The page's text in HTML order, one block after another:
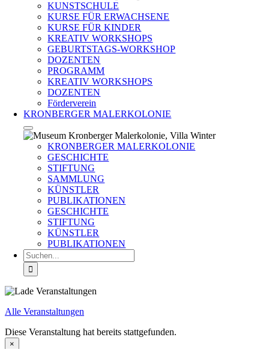
KUNSTSCHULE
KURSE FÜR ERWACHSENE
KURSE FÜR KINDER
KREATIV WORKSHOPS
GEBURTSTAGS-WORKSHOP
DOZENTEN
PROGRAMM
KREATIV WORKSHOPS
DOZENTEN
Förderverein
KRONBERGER MALERKOLONIE
KRONBERGER MALERKOLONIE
GESCHICHTE
STIFTUNG
SAMMLUNG
KÜNSTLER
PUBLIKATIONEN
GESCHICHTE
STIFTUNG
KÜNSTLER
PUBLIKATIONEN
Suche
nach:
Alle Veranstaltungen
Diese Veranstaltung hat bereits stattgefunden.
×